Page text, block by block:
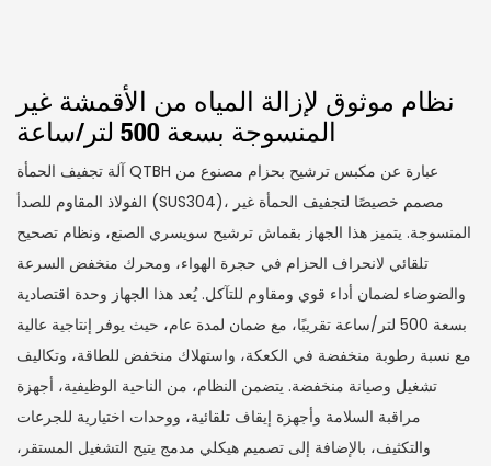
نظام موثوق لإزالة المياه من الأقمشة غير
المنسوجة بسعة 500 لتر/ساعة
آلة تجفيف الحمأة QTBH عبارة عن مكبس ترشيح بحزام مصنوع من
الفولاذ المقاوم للصدأ (SUS304)، مصمم خصيصًا لتجفيف الحمأة غير
المنسوجة. يتميز هذا الجهاز بقماش ترشيح سويسري الصنع، ونظام تصحيح
تلقائي لانحراف الحزام في حجرة الهواء، ومحرك منخفض السرعة
والضوضاء لضمان أداء قوي ومقاوم للتآكل. يُعد هذا الجهاز وحدة اقتصادية
بسعة 500 لتر/ساعة تقريبًا، مع ضمان لمدة عام، حيث يوفر إنتاجية عالية
مع نسبة رطوبة منخفضة في الكعكة، واستهلاك منخفض للطاقة، وتكاليف
تشغيل وصيانة منخفضة. يتضمن النظام، من الناحية الوظيفية، أجهزة
مراقبة السلامة وأجهزة إيقاف تلقائية، ووحدات اختيارية للجرعات
والتكثيف، بالإضافة إلى تصميم هيكلي مدمج يتيح التشغيل المستقر،